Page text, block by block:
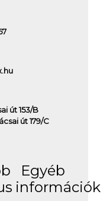
út 153/B
út 179/C
Egyéb
információk